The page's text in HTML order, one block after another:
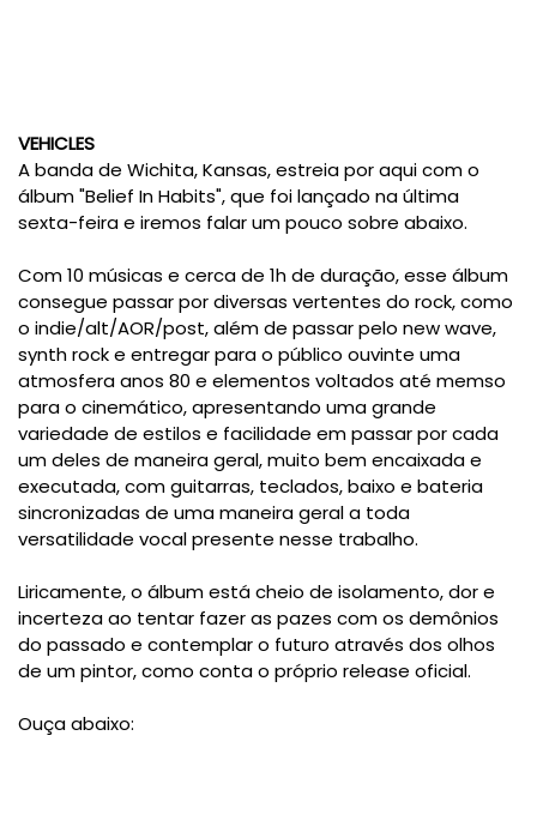
VEHICLES
A banda de Wichita, Kansas, estreia por aqui com o
álbum "Belief In Habits", que foi lançado na última
sexta-feira e iremos falar um pouco sobre abaixo.
Com 10 músicas e cerca de 1h de duração, esse álbum
consegue passar por diversas vertentes do rock, como
o indie/alt/AOR/post, além de passar pelo new wave,
synth rock e entregar para o público ouvinte uma
atmosfera anos 80 e elementos voltados até memso
para o cinemático, apresentando uma grande
variedade de estilos e facilidade em passar por cada
um deles de maneira geral, muito bem encaixada e
executada, com guitarras, teclados, baixo e bateria
sincronizadas de uma maneira geral a toda
versatilidade vocal presente nesse trabalho.
Liricamente, o álbum está cheio de isolamento, dor e
incerteza ao tentar fazer as pazes com os demônios
do passado e contemplar o futuro através dos olhos
de um pintor, como conta o próprio release oficial.
Ouça abaixo: